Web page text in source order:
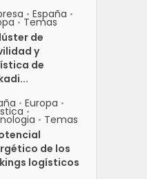
• España •
• Temas
de
y
de
• Europa •
•
• Temas
de los
logísticos